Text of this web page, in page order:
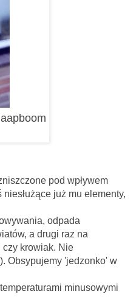
pod wpływem
już mu elementy,
odpada
a drugi raz na
czy krowiak. Nie
Obsypujemy 'jedzonko' w
minusowymi